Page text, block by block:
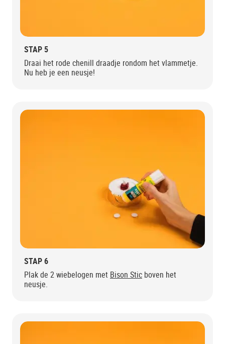
STAP 5
Draai het rode chenill draadje rondom het vlammetje.
Nu heb je een neusje!
STAP 6
Plak de 2 wiebelogen met Bison Stic boven het
neusje.